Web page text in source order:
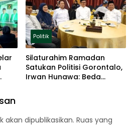
Politik
Silaturahim Ramadan
Satukan Politisi Gorontalo,
Irwan Hunawa: Beda
akan dipublikasikan. Ruas yang